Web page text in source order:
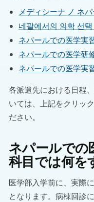
メディシーナ ノ ネ
네팔에서의 의학 선
ネパールでの医学実
ネパールでの医学研
ネパールでの医学実
各派遣先における日程
いては、上記をクリック
ださい。
ネパールでの
科目では何を
医学部入学前に、実際
となります。病棟回診